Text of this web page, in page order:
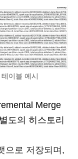
이블 예시
Merge
도의 히스토리
으로 저장되며,